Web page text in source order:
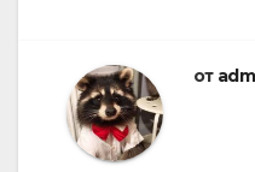
от